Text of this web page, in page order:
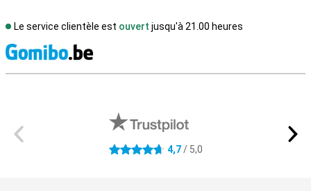
Le service clientèle est ouvert jusqu'à 21.00 heures
4.7 étoiles 4,7/ 5,0